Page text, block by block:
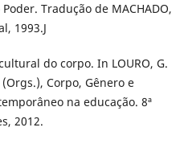
Tradução de MACHADO,
1993.J
do corpo. In LOURO, G.
(Orgs.), Corpo, Gênero e
na educação. 8ª
2012.